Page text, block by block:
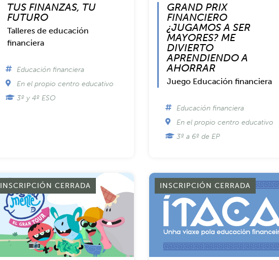
TUS FINANZAS, TU
FUTURO
Talleres de educación
financiera
Educación financiera
En el propio centro educativo
3º y 4º ESO
GRAND PRIX
FINANCIERO
¿JUGAMOS A SER
MAYORES? ME
DIVIERTO
APRENDIENDO A
AHORRAR
Juego Educación financiera
Educación financiera
En el propio centro educativo
3º a 6º de EP
INSCRIPCIÓN CERRADA INSCRIPCIÓN CERRADA